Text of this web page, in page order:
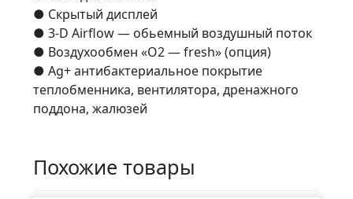
● Скрытый дисплей
● 3-D Airflow — обьемный воздушный поток
● Воздухообмен «О2 — fresh» (опция)
● Ag+ антибактериальное покрытие
теплобменника, вентилятора, дренажного
поддона, жалюзей
Похожие товары